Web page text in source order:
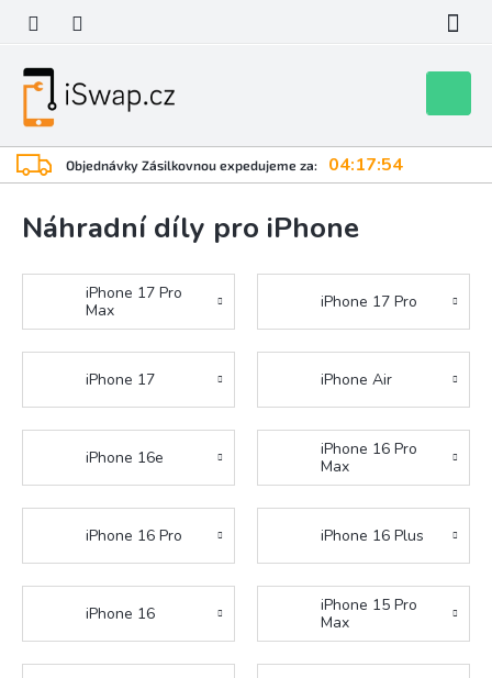
obsah
Objednávky Zásilkovnou expedujeme za: 04:17:53
košík
Náhradní díly pro iPhone
iPhone 17 Pro
Max
iPhone 17 Pro
iPhone 17 iPhone Air
iPhone 16e
iPhone 16 Pro
Max
iPhone 16 Pro iPhone 16 Plus
iPhone 16
iPhone 15 Pro
Max